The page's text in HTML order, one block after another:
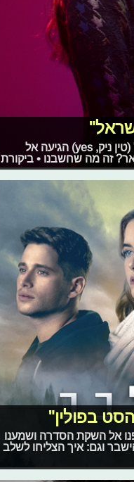
אחרי ציפייה ארוכה ודרישת המעריצים, העונה השנייה של "בת השוטר" (טין ניק, yes) הגיעה אל
זה מה שחשבנו • ביקורת
בפולין"
אל השקת הסדרה ושמענו
וגם: איך הצליחו לשלב